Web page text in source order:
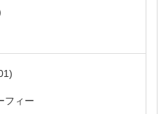
フィー